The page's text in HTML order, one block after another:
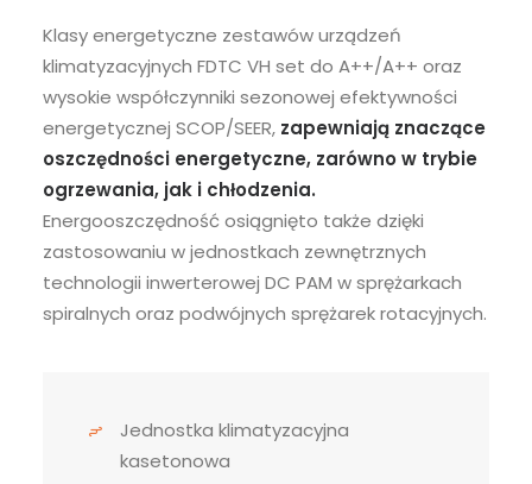
Klasy energetyczne zestawów urządzeń
klimatyzacyjnych FDTC VH set do A++/A++ oraz
wysokie współczynniki sezonowej efektywności
energetycznej SCOP/SEER, zapewniają znaczące
oszczędności energetyczne, zarówno w trybie
ogrzewania, jak i chłodzenia.
Energooszczędność osiągnięto także dzięki
zastosowaniu w jednostkach zewnętrznych
technologii inwerterowej DC PAM w sprężarkach
spiralnych oraz podwójnych sprężarek rotacyjnych.
Jednostka klimatyzacyjna
kasetonowa